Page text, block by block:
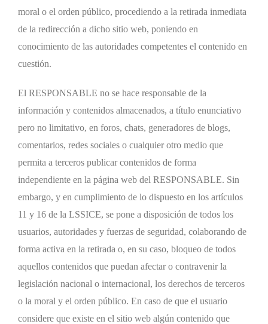
moral o el orden público, procediendo a la retirada inmediata
de la redirección a dicho sitio web, poniendo en
conocimiento de las autoridades competentes el contenido en
cuestión.
El RESPONSABLE no se hace responsable de la
información y contenidos almacenados, a título enunciativo
pero no limitativo, en foros, chats, generadores de blogs,
comentarios, redes sociales o cualquier otro medio que
permita a terceros publicar contenidos de forma
independiente en la página web del RESPONSABLE. Sin
embargo, y en cumplimiento de lo dispuesto en los artículos
11 y 16 de la LSSICE, se pone a disposición de todos los
usuarios, autoridades y fuerzas de seguridad, colaborando de
forma activa en la retirada o, en su caso, bloqueo de todos
aquellos contenidos que puedan afectar o contravenir la
legislación nacional o internacional, los derechos de terceros
o la moral y el orden público. En caso de que el usuario
considere que existe en el sitio web algún contenido que